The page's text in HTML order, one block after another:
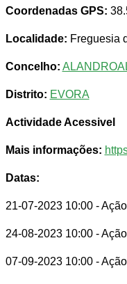
Coordenadas GPS:
Localidade: Freguesia
Concelho:
Distrito: EVORA
Actividade Acessivel
Mais informações:
Datas:
21-07-2023 10:00 -
24-08-2023 10:00 -
07-09-2023 10:00 -